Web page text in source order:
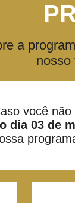
a
nosso
você
dia 03 de